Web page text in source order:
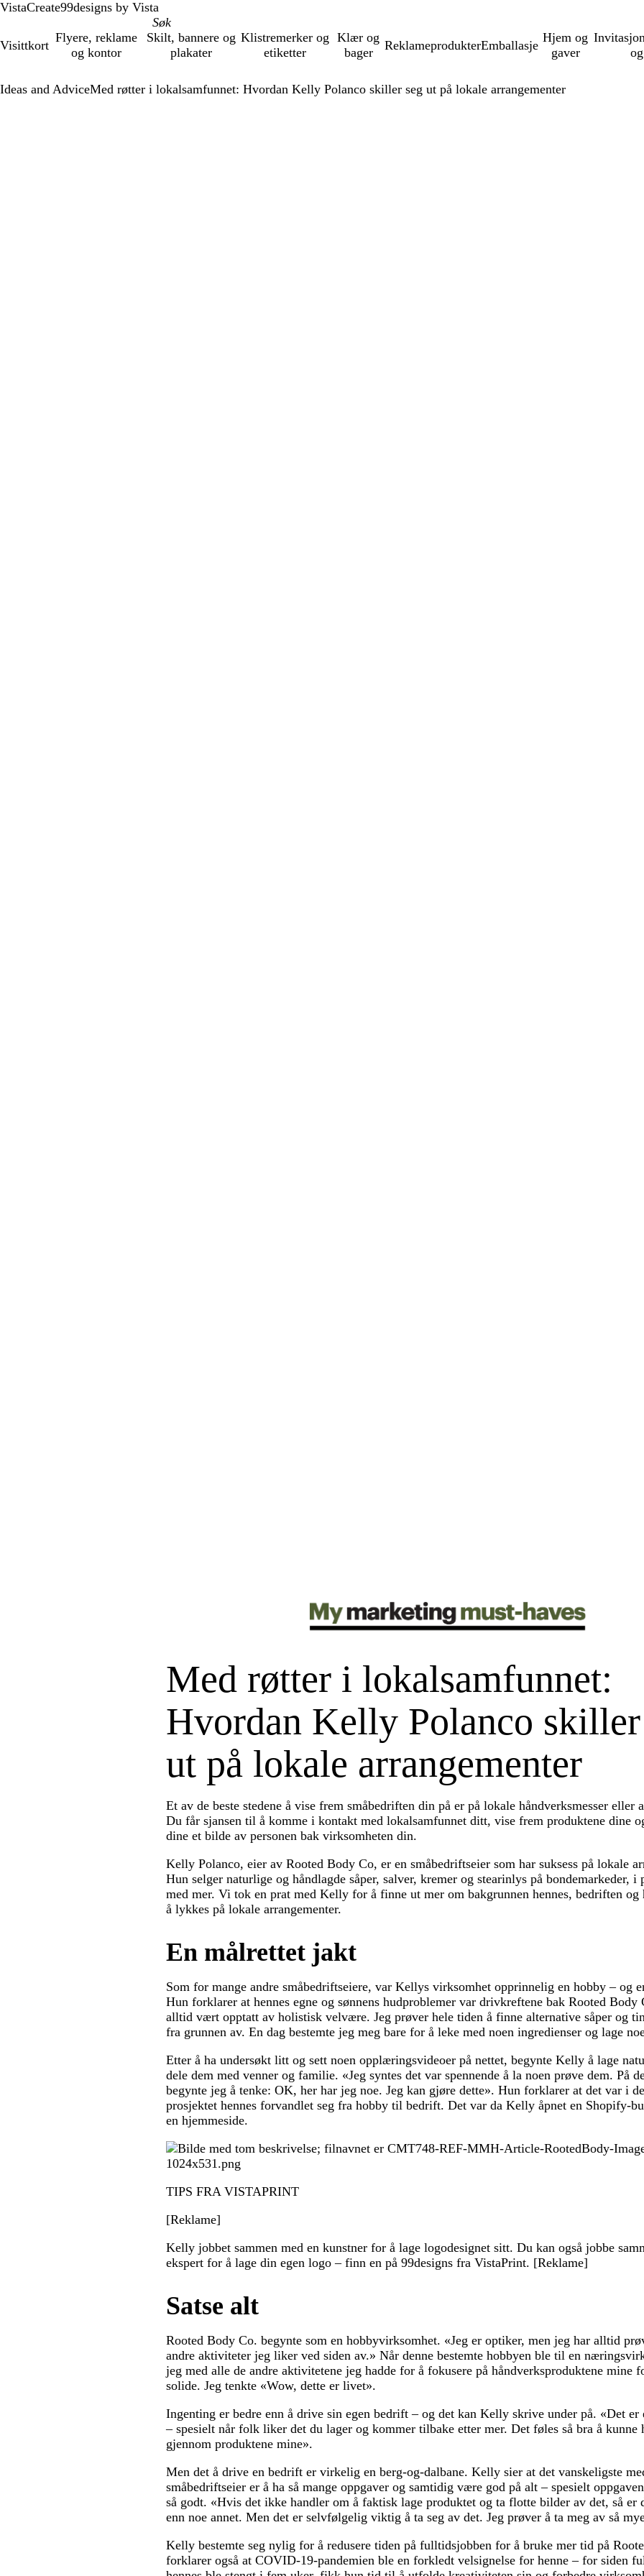
VistaCreate99designs by Vista
Visittkort
Flyere, reklame
og kontor
Skilt, bannere og
plakater
Klistremerker og
etiketter
Klær og
bager
ReklameprodukterEmballasje
Hjem og
gaver
Ideas and AdviceMed røtter i lokalsamfunnet: Hvordan Kelly Polanco skiller seg ut på lokale arrangementer
Med røtter i lokalsamfunnet:
Hvordan Kelly Polanco skiller
ut på lokale arrangementer
Et av de beste stedene å vise frem småbedriften din på er på lokale håndverksmesser eller
Du får sjansen til å komme i kontakt med lokalsamfunnet ditt, vise frem produktene dine
dine et bilde av personen bak virksomheten din.
Kelly Polanco, eier av Rooted Body Co, er en småbedriftseier som har suksess på lokale
Hun selger naturlige og håndlagde såper, salver, kremer og stearinlys på bondemarkeder, i
med mer. Vi tok en prat med Kelly for å finne ut mer om bakgrunnen hennes, bedriften
å lykkes på lokale arrangementer.
En målrettet jakt
Som for mange andre småbedriftseiere, var Kellys virksomhet opprinnelig en hobby – og
Hun forklarer at hennes egne og sønnens hudproblemer var drivkreftene bak Rooted Body
alltid vært opptatt av holistisk velvære. Jeg prøver hele tiden å finne alternative såper og
fra grunnen av. En dag bestemte jeg meg bare for å leke med noen ingredienser og lage
Etter å ha undersøkt litt og sett noen opplæringsvideoer på nettet, begynte Kelly å lage
dele dem med venner og familie. «Jeg syntes det var spennende å la noen prøve dem. På
begynte jeg å tenke: OK, her har jeg noe. Jeg kan gjøre dette». Hun forklarer at det var i
prosjektet hennes forvandlet seg fra hobby til bedrift. Det var da Kelly åpnet en Shopify-
en hjemmeside.
TIPS FRA VISTAPRINT
[Reklame]
Kelly jobbet sammen med en kunstner for å lage logodesignet sitt. Du kan også jobbe
ekspert for å lage din egen logo – finn en på 99designs fra VistaPrint. [Reklame]
Satse alt
Rooted Body Co. begynte som en hobbyvirksomhet. «Jeg er optiker, men jeg har alltid
andre aktiviteter jeg liker ved siden av.» Når denne bestemte hobbyen ble til en
jeg med alle de andre aktivitetene jeg hadde for å fokusere på håndverksproduktene mine
solide. Jeg tenkte «Wow, dette er livet».
Ingenting er bedre enn å drive sin egen bedrift – og det kan Kelly skrive under på. «Det er
– spesielt når folk liker det du lager og kommer tilbake etter mer. Det føles så bra å kunne
gjennom produktene mine».
Men det å drive en bedrift er virkelig en berg-og-dalbane. Kelly sier at det vanskeligste
småbedriftseier er å ha så mange oppgaver og samtidig være god på alt – spesielt
så godt. «Hvis det ikke handler om å faktisk lage produktet og ta flotte bilder av det, så er
enn noe annet. Men det er selvfølgelig viktig å ta seg av det. Jeg prøver å ta meg av så
Kelly bestemte seg nylig for å redusere tiden på fulltidsjobben for å bruke mer tid på
forklarer også at COVID-19-pandemien ble en forkledt velsignelse for henne – for siden